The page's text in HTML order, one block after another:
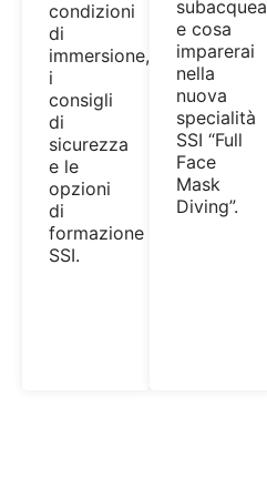
condizioni
di
immersione,
i
consigli
di
sicurezza
e le
opzioni
di
formazione
SSI.
subacquea
e cosa
imparerai
nella
nuova
specialità
SSI “Full
Face
Mask
Diving”.